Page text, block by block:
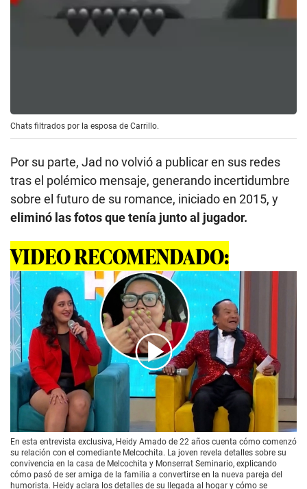
Chats filtrados por la esposa de Carrillo.
Por su parte, Jad no volvió a publicar en sus redes
tras el polémico mensaje, generando incertidumbre
sobre el futuro de su romance, iniciado en 2015, y
eliminó las fotos que tenía junto al jugador.
VIDEO RECOMENDADO:
00:00 03:46
En esta entrevista exclusiva, Heidy Amado de 22 años cuenta cómo comenzó
su relación con el comediante Melcochita. La joven revela detalles sobre su
convivencia en la casa de Melcochita y Monserrat Seminario, explicando
cómo pasó de ser amiga de la familia a convertirse en la nueva pareja del
humorista. Heidy aclara los detalles de su llegada al hogar y cómo se